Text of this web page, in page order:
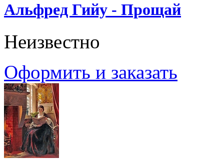
Альфред Гийу - Прощай
Неизвестно
Оформить и заказать